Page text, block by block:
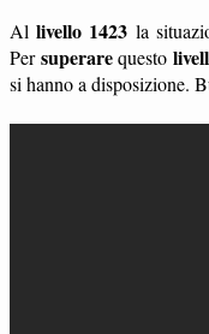
Allivello 1423 la
Persuperarequesto
si hanno a disposizione.